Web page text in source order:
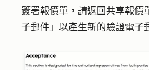
簽署報價單，請返回共享報價
子郵件」 以產生新的驗證電子